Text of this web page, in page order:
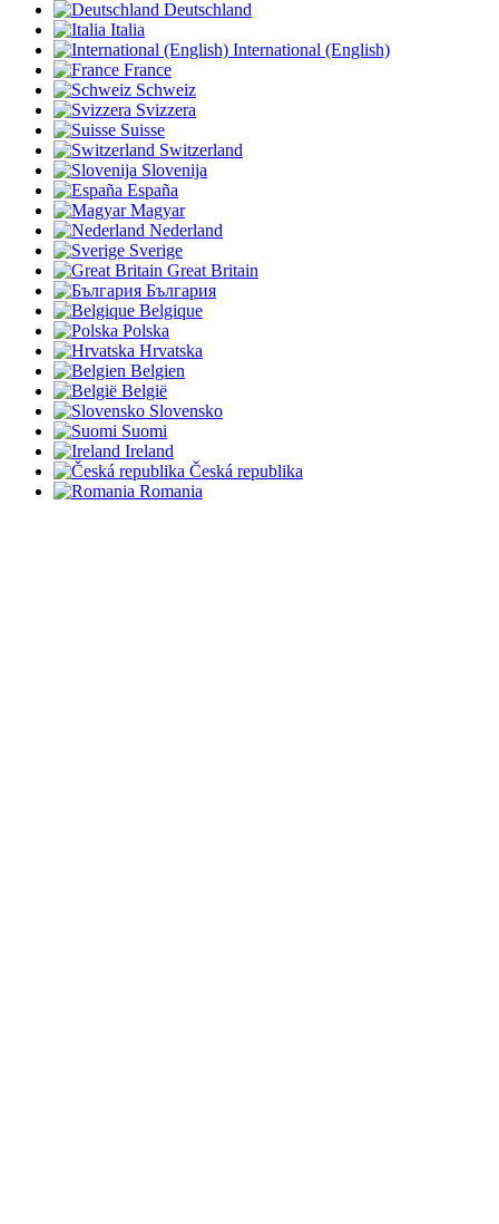
Deutschland
Italia
International (English)
France
Schweiz
Svizzera
Suisse
Switzerland
Slovenija
España
Magyar
Nederland
Sverige
Great Britain
България
Belgique
Polska
Hrvatska
Belgien
België
Slovensko
Suomi
Ireland
Česká republika
Romania